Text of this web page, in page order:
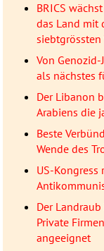
BRICS
das Land mit
Von
als nächstes
Der Libanon
Arabiens die
Beste
Wende des
US-
Der
Private
angeeignet